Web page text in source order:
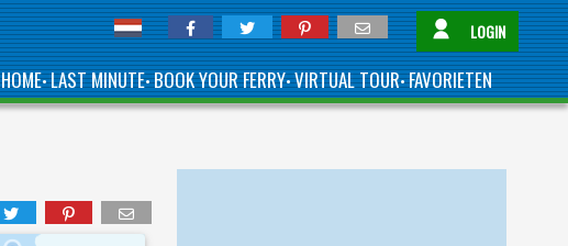
LOGIN
HOME•LAST MINUTE•BOOK YOUR FERRY•VIRTUAL TOUR•FAVORIETEN